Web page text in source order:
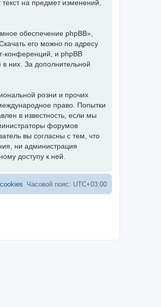
на предмет изменений,
обеспечение phpBB»,
его можно по адресу
конференций, и phpBB
в них. За дополнительной
розни и прочих
право. Попытки
в известность, если мы
форумов
вы согласны с тем, что
ни администрация
доступу к ней.
Часовой пояс: UTC+03:00